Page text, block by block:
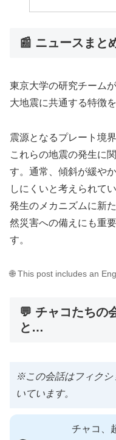
📰 ニュースまと
東京大学の研究チーム
大地震に共通する特徴
震源となるプレート境
これらの地震の発生に
す。通常、傾斜が緩や
しにくいと考えられて
発生のメカニズムに新
然災害への備えにも重
す。
🌐 This post includes an
💬 チャコたちの
と…
※この会話はフィクシ
いています。
チャコ、